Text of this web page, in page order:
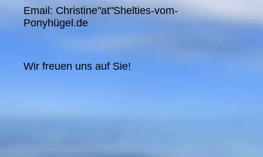
Email: Christine"at"Shelties-vom-
Ponyhügel.de
Wir freuen uns auf Sie!